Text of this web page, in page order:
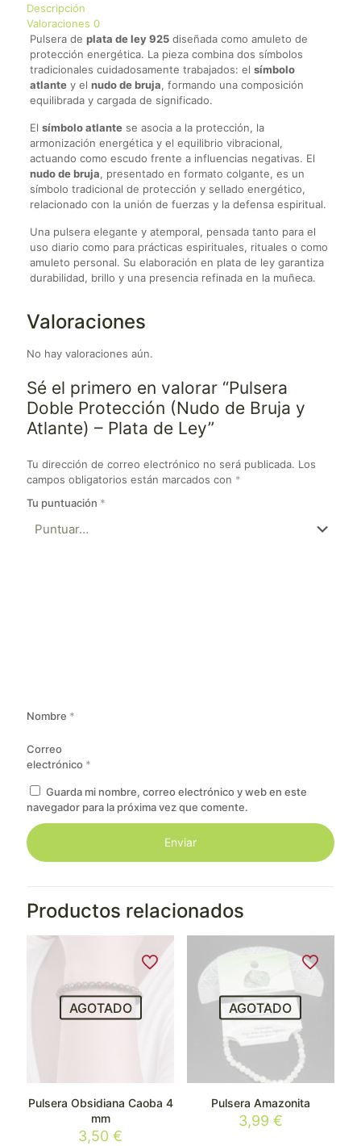
Descripción
Valoraciones 0
Pulsera de plata de ley 925diseñada como amuleto de
protección energética. La pieza combina dos símbolos
tradicionales cuidadosamente trabajados: el símbolo
atlantey el nudo de bruja, formando una composición
equilibrada y cargada de significado.
El símbolo atlantese asocia a la protección, la
armonización energética y el equilibrio vibracional,
actuando como escudo frente a influencias negativas. El
nudo de bruja, presentado en formato colgante, es un
símbolo tradicional de protección y sellado energético,
relacionado con la unión de fuerzas y la defensa espiritual.
Una pulsera elegante y atemporal, pensada tanto para el
uso diario como para prácticas espirituales, rituales o como
amuleto personal. Su elaboración en plata de ley garantiza
durabilidad, brillo y una presencia refinada en la muñeca.
Valoraciones
No hay valoraciones aún.
Sé el primero en valorar “Pulsera
Doble Protección (Nudo de Bruja y
Atlante) – Plata de Ley”
Tu dirección de correo electrónico no será publicada. Los
campos obligatorios están marcados con *
Tu puntuación *
Nombre *
Correo
electrónico *
Guarda mi nombre, correo electrónico y web en este
navegador para la próxima vez que comente.
Productos relacionados
AGOTADO
Pulsera Obsidiana Caoba 4
mm
3,50€
AGOTADO
Pulsera Amazonita
3,99 €